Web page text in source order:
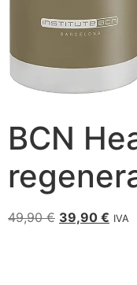
BCN
49,90€ 39,90 € IVA